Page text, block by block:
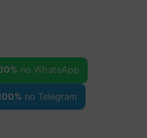
no WhatsApp
no Telegram